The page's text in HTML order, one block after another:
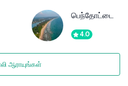
பெந்தோட்டை
4.0
ஆராயுங்கள்